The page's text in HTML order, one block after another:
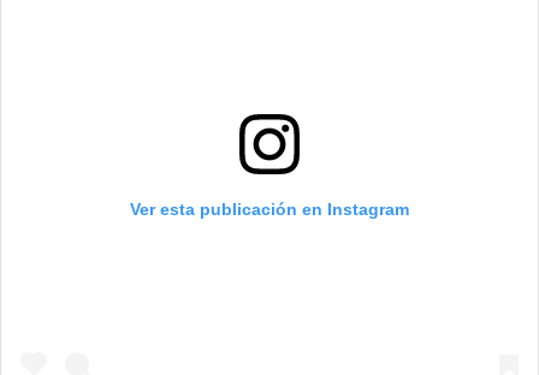
Ver esta publicación en Instagram